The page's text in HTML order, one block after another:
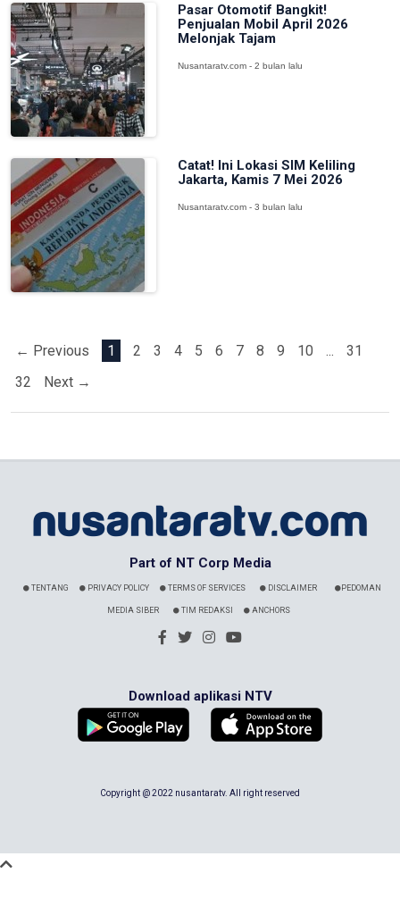
Pasar Otomotif Bangkit!
Penjualan Mobil April 2026
Melonjak Tajam
Nusantaratv.com - 2 bulan lalu
Catat! Ini Lokasi SIM Keliling
Jakarta, Kamis 7 Mei 2026
Nusantaratv.com - 3 bulan lalu
← Previous 1 2 3 4 5 6 7 8 9 10 ...
31
32
Next →
Part of NT Corp Media
TENTANG PRIVACY POLICY TERMS OF SERVICES DISCLAIMER PEDOMAN
MEDIA SIBER TIM REDAKSI ANCHORS
Download aplikasi NTV
Copyright @ 2022 nusantaratv. All right reserved